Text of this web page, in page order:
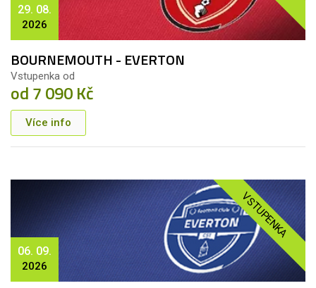
29. 08.
2026
BOURNEMOUTH - EVERTON
Vstupenka od
od 7 090 Kč
Více info
VSTUPENKA
06. 09.
2026